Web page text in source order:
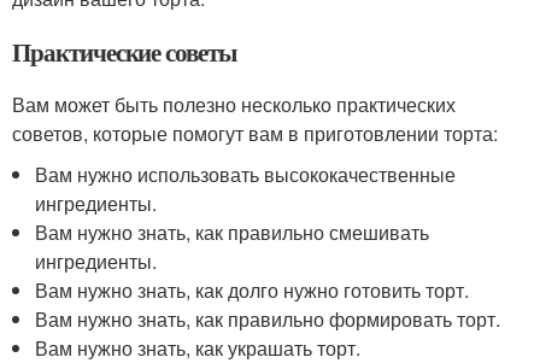
Практические советы
Вам может быть полезно несколько практических
советов, которые помогут вам в приготовлении торта:
Вам нужно использовать высококачественные
ингредиенты.
Вам нужно знать, как правильно смешивать
ингредиенты.
Вам нужно знать, как долго нужно готовить торт.
Вам нужно знать, как правильно формировать торт.
Вам нужно знать, как украшать торт.